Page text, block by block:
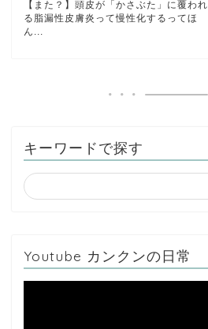
【また？】頭皮が「かさぶた」に覆われ
る脂漏性皮膚炎って慢性化するってほ
ん...
キーワードで探す
Youtube カンクンの日常